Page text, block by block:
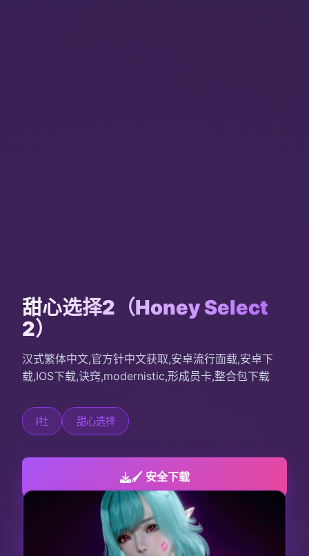
甜心选择2（Honey Select
2）
汉式繁体中文,官方针中文获取,安卓流行面载,安卓下
载,IOS下载,诀窍,modernistic,形成员卡,整合包下载
I社 甜心选择
🖌️ 安全下载